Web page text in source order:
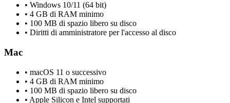
• Windows 10/11 (64 bit)
• 4 GB di RAM minimo
• 100 MB di spazio libero su disco
• Diritti di amministratore per l'accesso al disco
Mac
• macOS 11 o successivo
• 4 GB di RAM minimo
• 100 MB di spazio libero su disco
• Apple Silicon e Intel supportati